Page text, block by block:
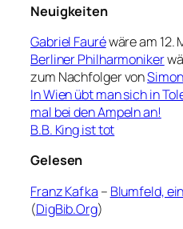
Neuigkeiten
Gabriel Fauréwäre am 12.
Berliner Philharmoniker
zum Nachfolger von
In Wien übt man sich in
mal bei den Ampeln an!
B.B. King ist tot
Gelesen
Franz Kafka – Blumfeld,
(DigBib.Org)